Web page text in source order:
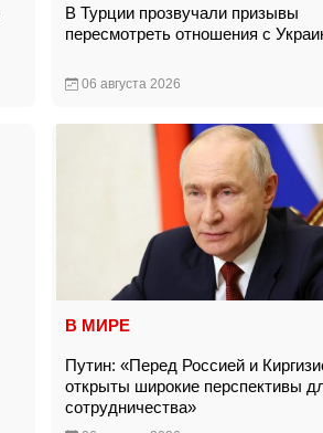
В Турции прозвучали призывы
пересмотреть отношения с
06 августа 2026
В МИРЕ
Путин: «Перед Россией и
открыты широкие перспективы
сотрудничества»